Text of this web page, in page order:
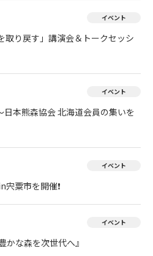
イベント
取り戻す」講演会＆トークセッシ
イベント
日本熊森協会 北海道会員の集いを
イベント
粟市を開催❗
イベント
かな森を次世代へ』